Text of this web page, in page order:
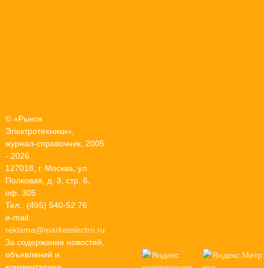
© «Рынок
Электротехники»,
журнал-справочник, 2005
- 2026
127018, г. Москва, ул.
Полковая, д. 3, стр. 6,
оф. 305
Тел.: (495) 540-52 76
e-mail:
reklama@marketelectro.ru
За содержание новостей,
объявлений и